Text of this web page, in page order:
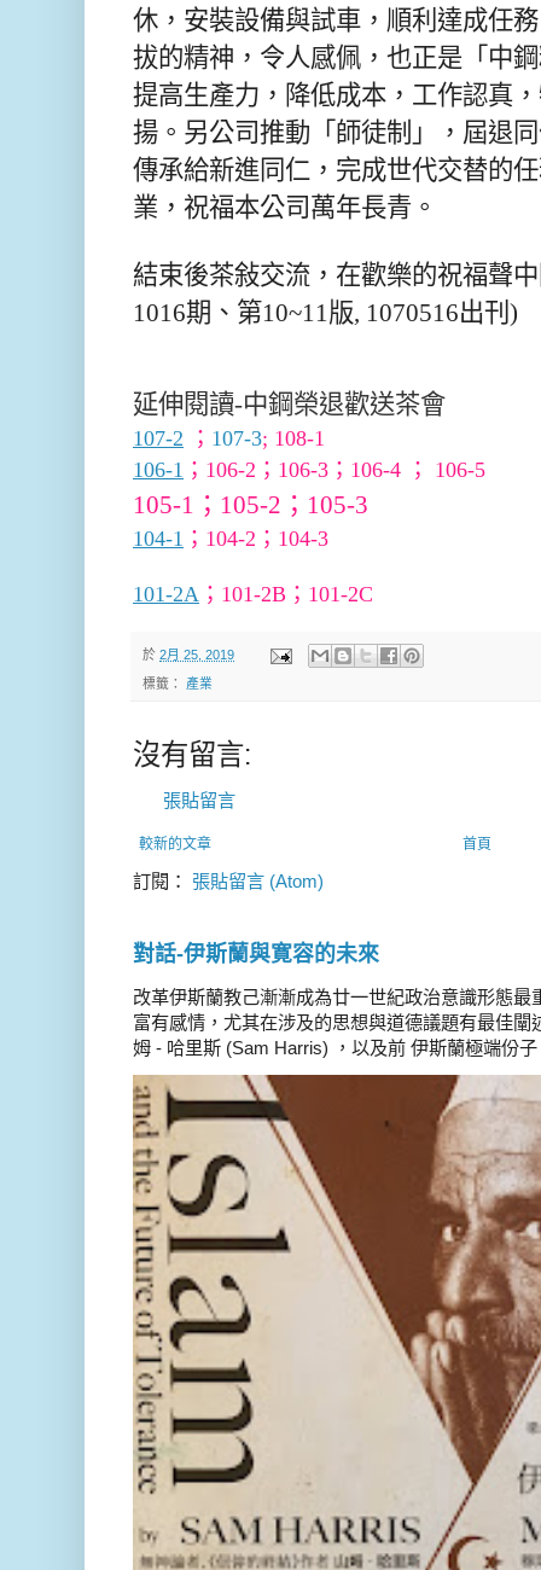
休，安裝設備與試車，順利達成任
拔的精神，令人感佩，也正是「中
提高生產力，降低成本，工作認真
揚。另公司推動「師徒制」，屆退
傳承給新進同仁，完成世代交替的
業，祝福本公司萬年長青。
結束後茶敍交流，在歡樂的祝福聲
1016期、第10~11版, 1070516出刊)
延伸閱讀-中鋼榮退歡送茶會
107-2 ； 107-3; 108-1
106-1 ； 106-2 ； 106-3 ； 106-4 ； 106-5
105-1； 105-2 ； 105-3
104-1 ； 104-2 ； 104-3
101-2A ； 101-2B ； 101-2C
於 2月 25, 2019
標籤： 產業
沒有留言:
張貼留言
較新的文章 首頁
訂閱： 張貼留言 (Atom)
對話-伊斯蘭與寛容的未來
改革伊斯蘭教己漸漸成為廿一世紀政治意識形態
富有感情，尤其在涉及的思想與道德議題有最佳
姆 - 哈里斯 (Sam Harris) ，以及前 伊斯蘭極端份